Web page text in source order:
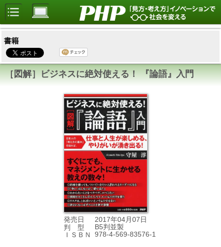
書籍
［図解］ビジネスに絶対使える！ 『論語』入門
発売日
2017年04月07日
判 型
B5判並製
ＩＳＢＮ
978-4-569-83576-1